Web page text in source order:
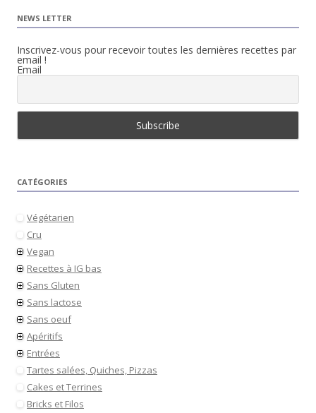
NEWS LETTER
Inscrivez-vous pour recevoir toutes les dernières recettes par
email !
Email
CATÉGORIES
Végétarien
Cru
Vegan
Recettes à IG bas
Sans Gluten
Sans lactose
Sans oeuf
Apéritifs
Entrées
Tartes salées, Quiches, Pizzas
Cakes et Terrines
Bricks et Filos